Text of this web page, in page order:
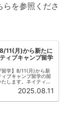
を参照くださ
11(月)から新たに
ィブキャンプ留学
留学】8/11(月)から新
ブキャンプ留学の留
します。ネイティブ
ブキャンプ留学が運
2025.08.11